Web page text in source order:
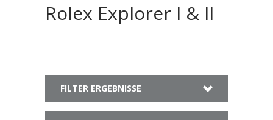
Rolex Explorer I & II
FILTER ERGEBNISSE